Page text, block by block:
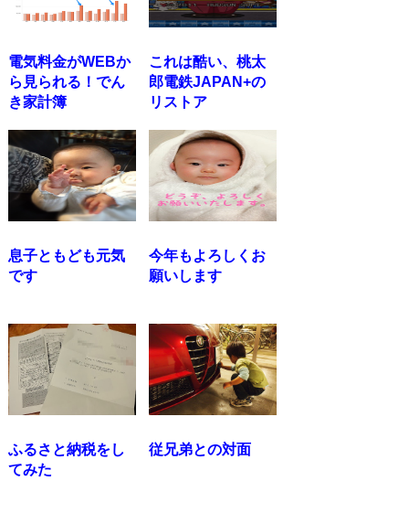
電気料金がWEBか
ら見られる！でん
き家計簿
これは酷い、桃太
郎電鉄JAPAN+の
リストア
息子ともども元気
です
今年もよろしくお
願いします
ふるさと納税をし
てみた
従兄弟との対面